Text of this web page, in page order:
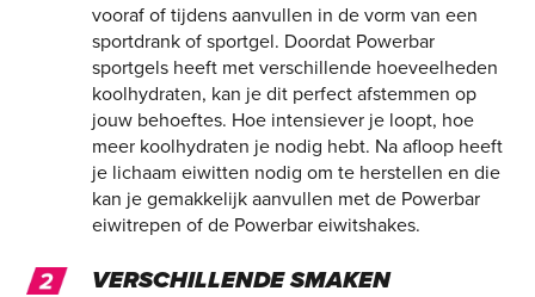
vooraf of tijdens aanvullen in de vorm van een
sportdrank of sportgel. Doordat Powerbar
sportgels heeft met verschillende hoeveelheden
koolhydraten, kan je dit perfect afstemmen op
jouw behoeftes. Hoe intensiever je loopt, hoe
meer koolhydraten je nodig hebt. Na afloop heeft
je lichaam eiwitten nodig om te herstellen en die
kan je gemakkelijk aanvullen met de Powerbar
eiwitrepen of de Powerbar eiwitshakes.
VERSCHILLENDE SMAKEN